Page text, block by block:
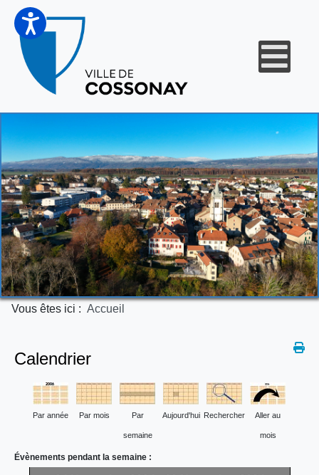
Vous êtes ici : Accueil
Calendrier
Par année Par mois Par
semaine
Aujourd'hui Rechercher Aller au
mois
Évènements pendant la semaine :